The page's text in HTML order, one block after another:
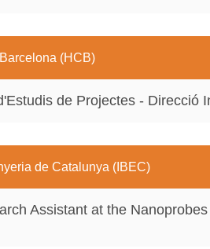
(HCB)
de Projectes - Direcció
de Catalunya (IBEC)
Assistant at the